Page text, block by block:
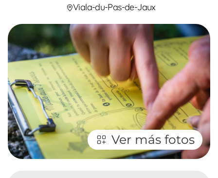
Viala-du-Pas-de-Jaux
Ver más fotos